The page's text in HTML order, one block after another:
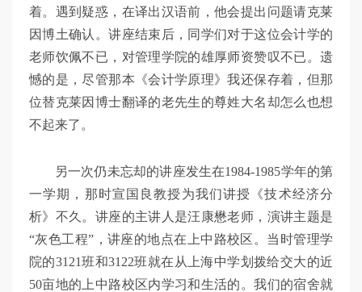
着。遇到疑惑，在译出汉语前，他会提出问题请克莱
因博土确认。讲座结束后，同学们对于这位会计学的
老师饮佩不已，对管理学院的雄厚师资赞叹不已。遗
憾的是，尽管那本《会计学原理》我还保存着，但那
位替克莱因博士翻译的老先生的尊姓大名却怎么也想
不起来了。
另一次仍未忘却的讲座发生在1984-1985学年的第
一学期，那时宣国良教授为我们讲授《技术经济分
析》不久。讲座的主讲人是汪康懋老师，演讲主题是
“灰色工程”，讲座的地点在上中路校区。当时管理学
院的3121班和3122班就在从上海中学划拨给交大的近
50亩地的上中路校区内学习和生活的。我们的宿舍就